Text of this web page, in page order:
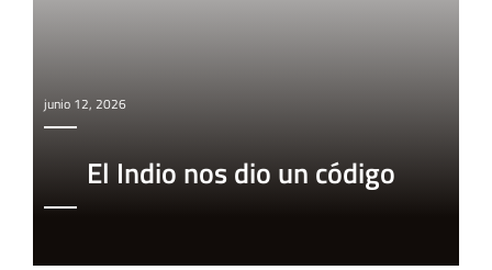
junio 12, 2026
El Indio nos dio un código